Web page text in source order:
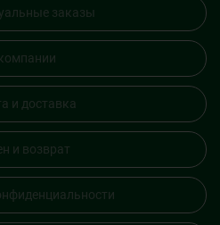
заказы
и доставка
и возврат